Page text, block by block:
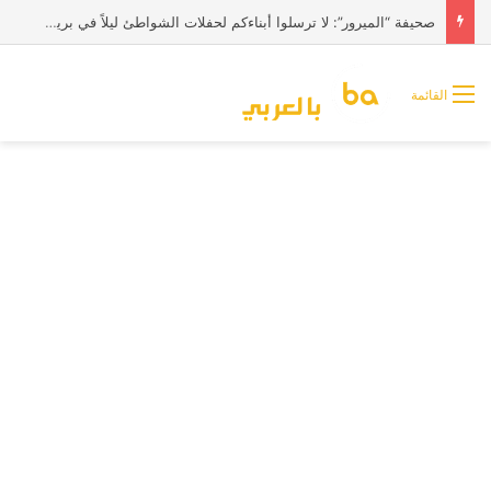
صحيفة “الميرور”: لا ترسلوا أبناءكم لحفلات الشواطئ ليلاً في بريطانيا
القائمة